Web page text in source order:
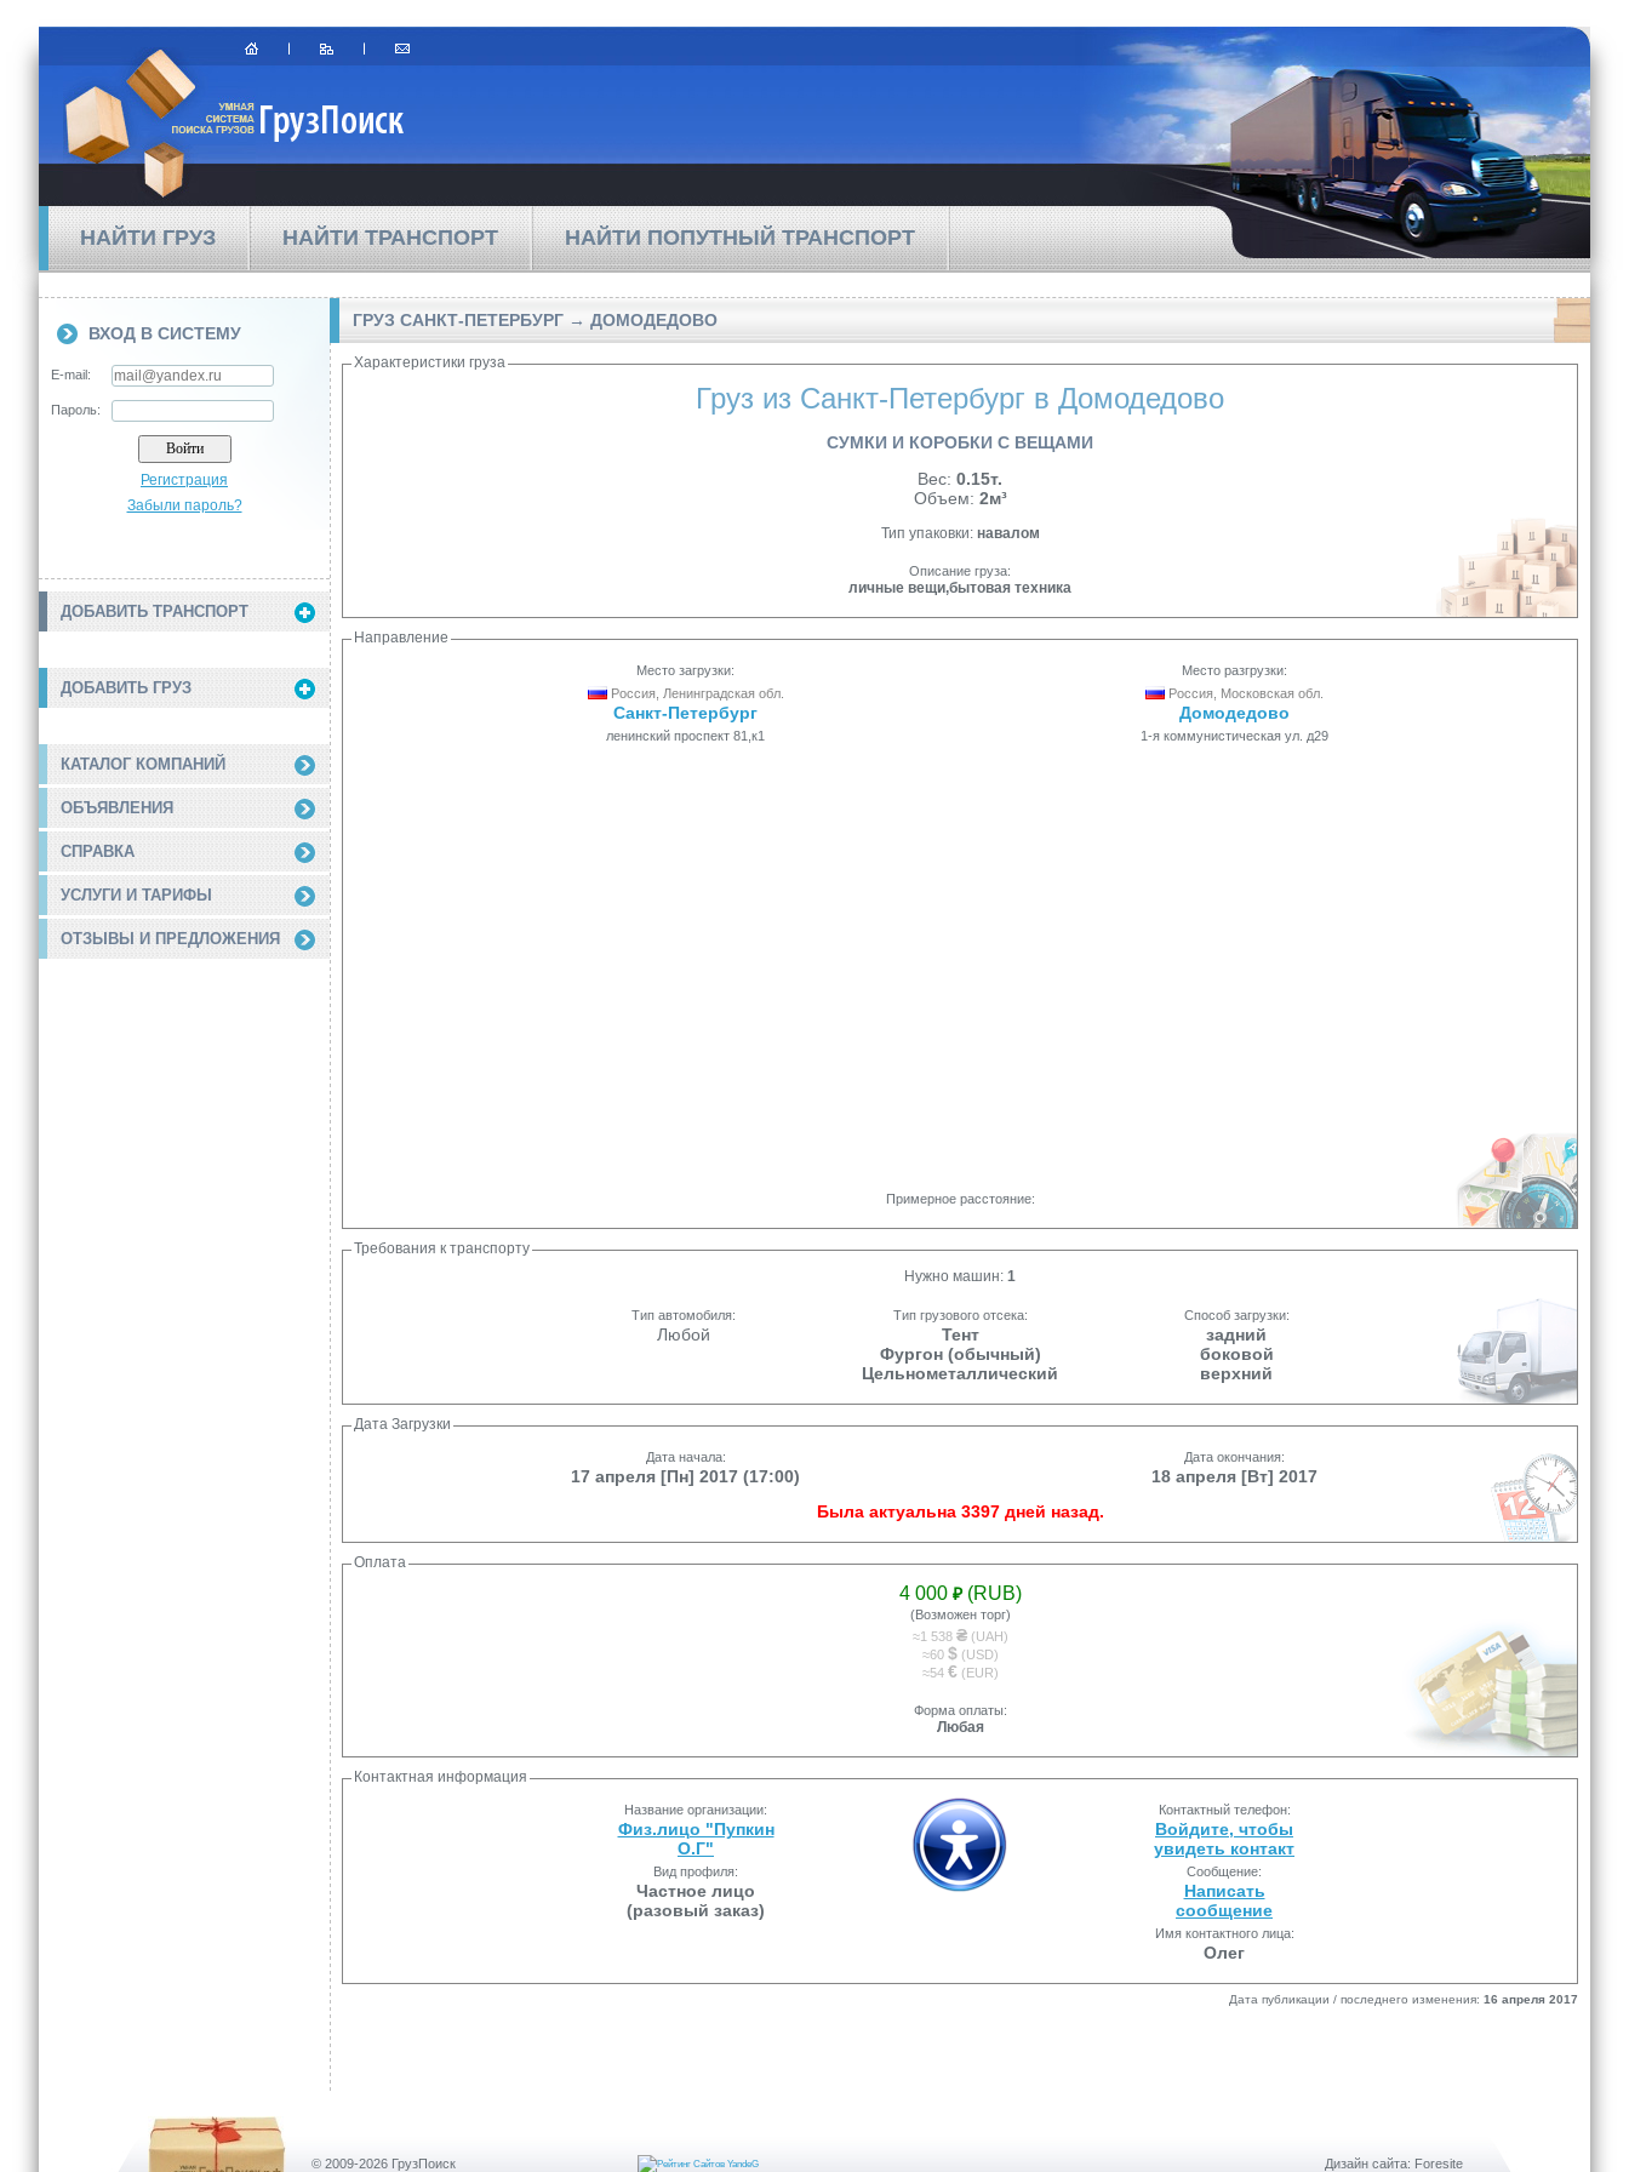
НАЙТИ ГРУЗ НАЙТИ ТРАНСПОРТ НАЙТИ ПОПУТНЫЙ ТРАНСПОРТ
ВХОД В СИСТЕМУ
E-mail:
Пароль:
Регистрация
Забыли пароль?
ДОБАВИТЬ ТРАНСПОРТ
ДОБАВИТЬ ГРУЗ
КАТАЛОГ КОМПАНИЙ
ОБЪЯВЛЕНИЯ
СПРАВКА
УСЛУГИ И ТАРИФЫ
ОТЗЫВЫ И ПРЕДЛОЖЕНИЯ
ГРУЗ САНКТ-ПЕТЕРБУРГ → ДОМОДЕДОВО
Характеристики груза
Груз из Санкт-Петербург в Домодедово
СУМКИ И КОРОБКИ С ВЕЩАМИ
Вес: 0.15т.
Объем: 2м³
Тип упаковки: навалом
Описание груза:
личные вещи,бытовая техника
Направление
Место загрузки:
Россия, Ленинградская обл.
Санкт-Петербург
ленинский проспект 81,к1
Место разгрузки:
Россия, Московская обл.
Домодедово
1-я коммунистическая ул. д29
Примерное расстояние:
Требования к транспорту
Нужно машин: 1
Тип автомобиля:
Любой
Тип грузового отсека:
Тент
Фургон (обычный)
Цельнометаллический
Способ загрузки:
задний
боковой
верхний
Дата Загрузки
Дата начала:
17 апреля [Пн] 2017 (17:00)
Дата окончания:
18 апреля [Вт] 2017
Была актуальна 3397 дней назад.
Оплата
4 000 ₽(RUB)
(Возможен торг)
≈1 538 ₴(UAH)
≈60 $(USD)
≈54 €(EUR)
Форма оплаты:
Любая
Контактная информация
Название организации:
Физ.лицо "Пупкин
О.Г"
Вид профиля:
Частное лицо
(разовый заказ)
Контактный телефон:
Войдите, чтобы
увидеть контакт
Сообщение:
Написать
сообщение
Имя контактного лица:
Олег
Дата публикации / последнего изменения: 16 апреля 2017
© 2009-2026 ГрузПоиск Дизайн сайта: Foresite